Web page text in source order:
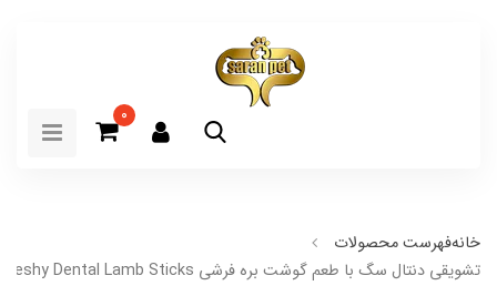
0
خانهفهرست محصولات
تشویقی دنتال سگ با طعم گوشت بره فرشی Freshy Dental Lamb Sticks